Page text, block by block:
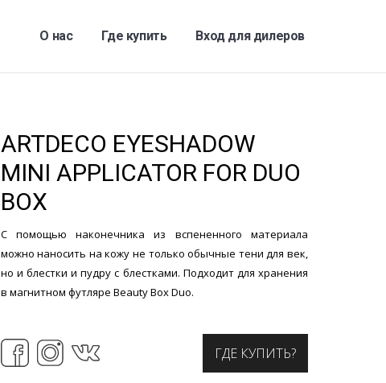
О нас Где купить Вход для дилеров
ARTDECO EYESHADOW
MINI APPLICATOR FOR DUO
BOX
С помощью наконечника из вспененного материала
можно наносить на кожу не только обычные тени для век,
но и блестки и пудру с блестками. Подходит для хранения
в магнитном футляре Beauty Box Duo.
ГДЕ КУПИТЬ?